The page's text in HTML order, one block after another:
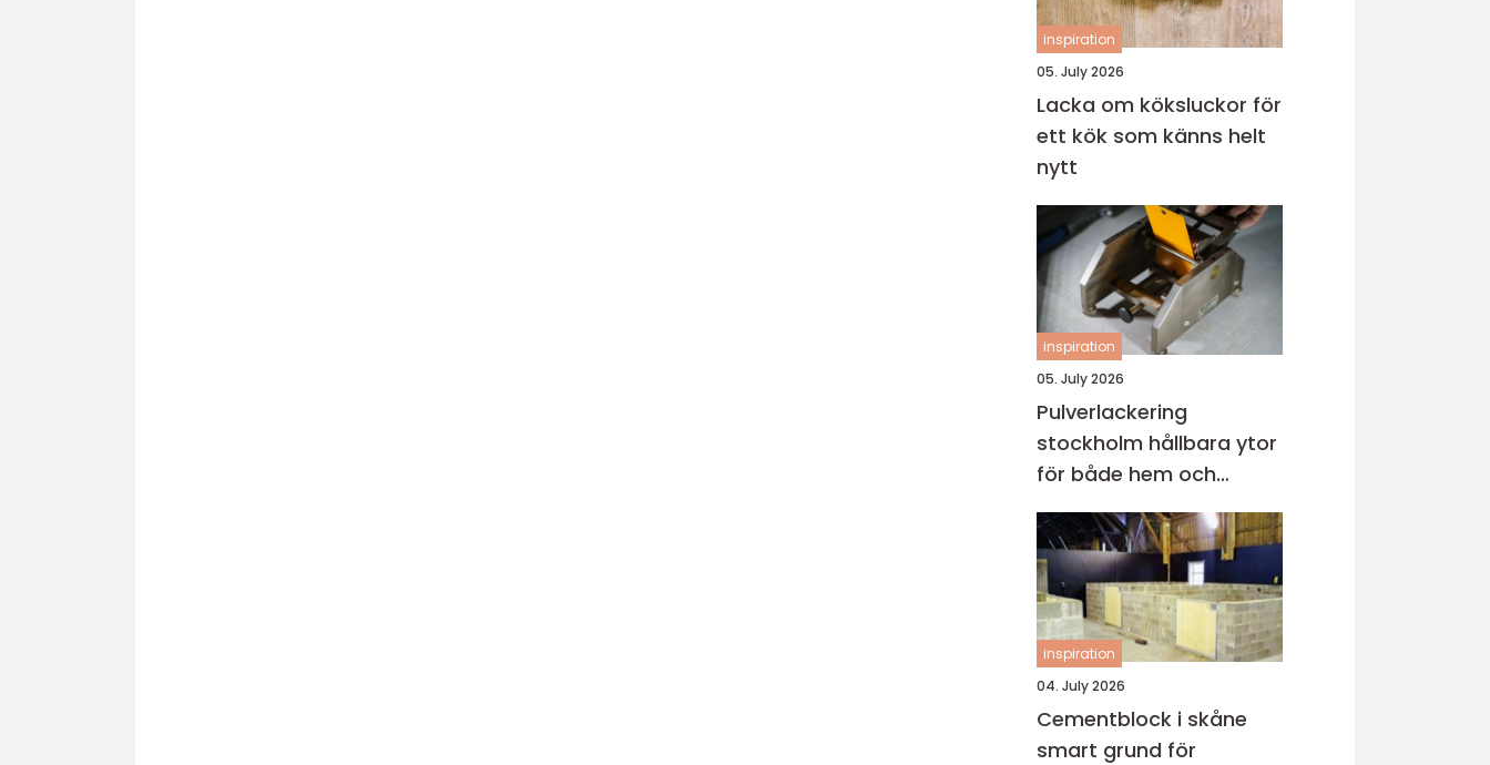
inspiration
05. July 2026
Lacka om köksluckor för
ett kök som känns helt
nytt
inspiration
05. July 2026
Pulverlackering
stockholm hållbara ytor
för både hem och
industri
inspiration
04. July 2026
Cementblock i skåne
smart grund för